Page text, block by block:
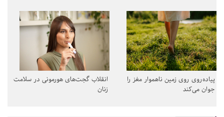
پیاده‌روی روی زمین ناهموار مغز را
جوان می‌کند
انقلاب گجت‌های هورمونی در سلامت
زنان